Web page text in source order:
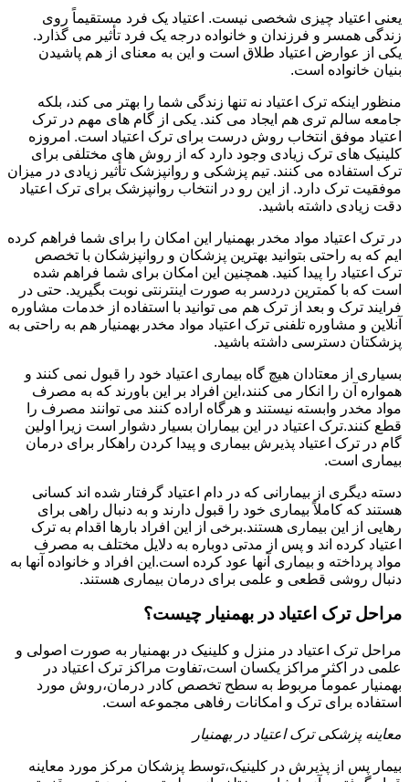
یعنی اعتیاد چیزی شخصی نیست. اعتیاد یک فرد مستقیماً روی
زندگی همسر و فرزندان و خانواده درجه یک فرد تأثیر می گذارد.
یکی از عوارض اعتیاد طلاق است و این به معنای از هم پاشیدن
بنیان خانواده است.
منظور اینکه ترک اعتیاد نه تنها زندگی شما را بهتر می کند، بلکه
جامعه سالم تری هم ایجاد می کند. یکی از گام های مهم در ترک
اعتیاد موفق انتخاب روش درست برای ترک اعتیاد است. امروزه
کلینیک های ترک زیادی وجود دارد که از روش های مختلفی برای
ترک استفاده می کنند. تیم پزشکی و روانپزشک تأثیر زیادی در میزان
موفقیت ترک دارد. از این رو در انتخاب روانپزشک برای ترک اعتیاد
دقت زیادی داشته باشید.
در ترک اعتیاد مواد مخدر بهمنیار این امکان را برای شما فراهم کرده
ایم که به راحتی بتوانید بهترین پزشکان و روانپزشکان با تخصص
ترک اعتیاد را پیدا کنید. همچنین این امکان برای شما فراهم شده
است که با کمترین دردسر به صورت اینترنتی نوبت بگیرید. حتی در
فرایند ترک و بعد از ترک هم می توانید با استفاده از خدمات مشاوره
آنلاین و مشاوره تلفنی ترک اعتیاد مواد مخدر بهمنیار هم به راحتی به
پزشکتان دسترسی داشته باشید.
بسیاری از معتادان هیچ گاه بیماری اعتیاد خود را قبول نمی کنند و
همواره آن را انکار می کنند،این افراد بر این باورند که به مصرف
مواد مخدر وابسته نیستند و هرگاه اراده کنند می توانند مصرف را
قطع کنند.ترک اعتیاد در این بیماران بسیار دشوار است زیرا اولین
گام در ترک اعتیاد پذیرش بیماری و پیدا کردن راهکار برای درمان
بیماری است.
دسته دیگری از بیمارانی که در دام اعتیاد گرفتار شده اند کسانی
هستند که کاملاً بیماری خود را قبول دارند و به دنبال راهی برای
رهایی از این بیماری هستند.برخی از این افراد بارها اقدام به ترک
اعتیاد کرده اند و پس از مدتی دوباره به دلایل مختلف به مصرف
مواد پرداخته و بیماری آنها عود کرده است.این افراد و خانواده آنها به
دنبال روشی قطعی و علمی برای درمان بیماری هستند.
مراحل ترک اعتیاد در بهمنیار چیست؟
مراحل ترک اعتیاد در منزل و کلینیک در بهمنیار به صورت اصولی و
علمی در اکثر مراکز یکسان است،تفاوت مراکز ترک اعتیاد در
بهمنیار عموماً مربوط به سطح تخصص کادر درمان،روش مورد
استفاده برای ترک و امکانات رفاهی مجموعه است.
معاینه پزشکی ترک اعتیاد در بهمنیار
بیمار پس از پذیرش در کلینیک،توسط پزشکان مرکز مورد معاینه